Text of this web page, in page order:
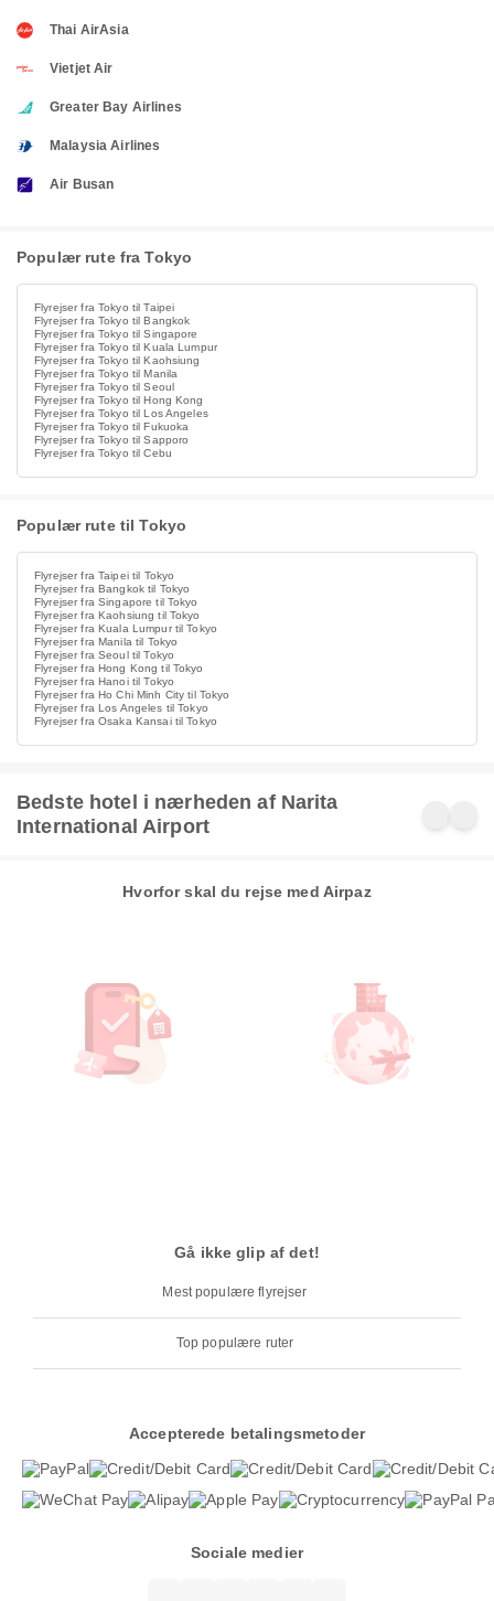
Thai AirAsia
Vietjet Air
Greater Bay Airlines
Malaysia Airlines
Air Busan
Populær rute fra Tokyo
Flyrejser fra Tokyo til Taipei
Flyrejser fra Tokyo til Bangkok
Flyrejser fra Tokyo til Singapore
Flyrejser fra Tokyo til Kuala Lumpur
Flyrejser fra Tokyo til Kaohsiung
Flyrejser fra Tokyo til Manila
Flyrejser fra Tokyo til Seoul
Flyrejser fra Tokyo til Hong Kong
Flyrejser fra Tokyo til Los Angeles
Flyrejser fra Tokyo til Fukuoka
Flyrejser fra Tokyo til Sapporo
Flyrejser fra Tokyo til Cebu
Populær rute til Tokyo
Flyrejser fra Taipei til Tokyo
Flyrejser fra Bangkok til Tokyo
Flyrejser fra Singapore til Tokyo
Flyrejser fra Kaohsiung til Tokyo
Flyrejser fra Kuala Lumpur til Tokyo
Flyrejser fra Manila til Tokyo
Flyrejser fra Seoul til Tokyo
Flyrejser fra Hong Kong til Tokyo
Flyrejser fra Hanoi til Tokyo
Flyrejser fra Ho Chi Minh City til Tokyo
Flyrejser fra Los Angeles til Tokyo
Flyrejser fra Osaka Kansai til Tokyo
Bedste hotel i nærheden af Narita
International Airport
Hvorfor skal du rejse med Airpaz
Gå ikke glip af det!
Mest populære flyrejser
Top populære ruter
Accepterede betalingsmetoder
Sociale medier